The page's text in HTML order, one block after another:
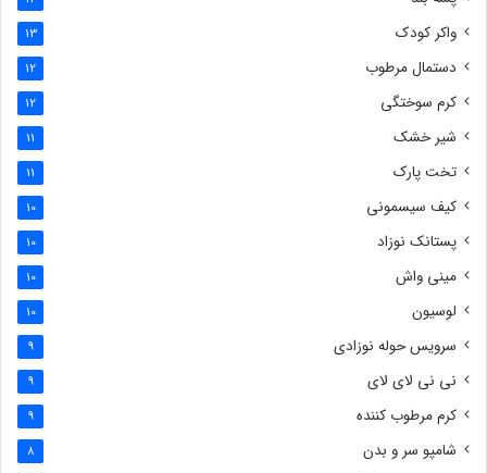
واکر کودک 13
دستمال مرطوب 12
کرم سوختگی 12
شیر خشک 11
تخت پارک 11
کیف سیسمونی 10
پستانک نوزاد 10
مینی واش 10
لوسیون 10
سرویس حوله نوزادی 9
نی نی لای لای 9
کرم مرطوب کننده 9
شامپو سر و بدن 8